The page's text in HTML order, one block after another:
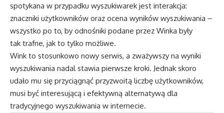
spotykana w przypadku wyszukiwarek jest interakcja:
znaczniki użytkowników oraz ocena wyników wyszukiwania –
wszystko po to, by odnośniki podane przez Winka były
tak trafne, jak to tylko możliwe.
Wink to stosunkowo nowy serwis, a zważywszy na wyniki
wyszukiwania nadal stawia pierwsze kroki. Jednak skoro
udało mu się przyciągnąć przyzwoitą liczbę użytkowników,
musi być interesującą i efektywną alternatywą dla
tradycyjnego wyszukiwania w internecie.